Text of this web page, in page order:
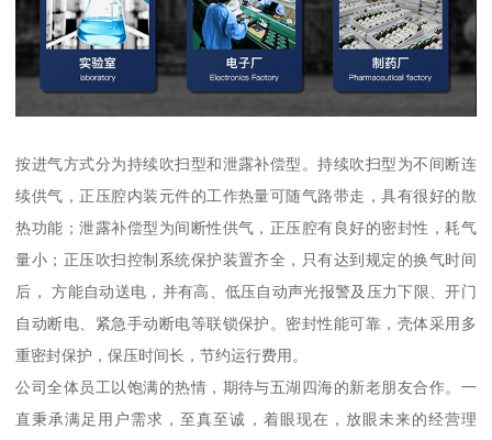
按进气方式分为持续吹扫型和泄露补偿型。持续吹扫型为不间断连
续供气，正压腔内装元件的工作热量可随气路带走，具有很好的散
热功能；泄露补偿型为间断性供气，正压腔有良好的密封性，耗气
量小；正压吹扫控制系统保护装置齐全，只有达到规定的换气时间
后， 方能自动送电，并有高、低压自动声光报警及压力下限、开门
自动断电、紧急手动断电等联锁保护。密封性能可靠，壳体采用多
重密封保护，保压时间长，节约运行费用。
公司全体员工以饱满的热情，期待与五湖四海的新老朋友合作。一
直秉承满足用户需求，至真至诚，着眼现在，放眼未来的经营理